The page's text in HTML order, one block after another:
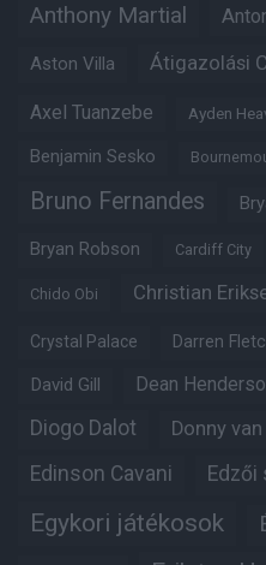
Anthony Martial
Aston Villa Átigazolási
Axel Tuanzebe Ayden
Benjamin Sesko
Bruno Fernandes
Bryan Robson Cardiff City
Chido Obi Christian
Crystal Palace Darren
David Gill Dean
Diogo Dalot Donny
Edinson Cavani Edzői
Egykori játékosok